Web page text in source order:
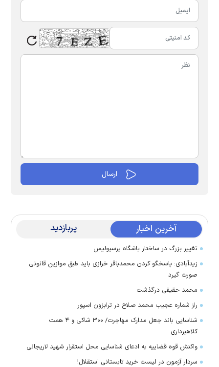
آخرین اخبار پربازدید
تغییر بزرگ در ساختار باشگاه پرسپولیس
زیدآبادی: پاسخگو کردن محمدباقر خرازی باید طبق موازین قانونی
صورت گیرد
محمد حقیقی درگذشت
راز شماره عجیب محمد صلاح در ترابزون اسپور
شناسایی باند جعل مدارک مهاجرت/ ۳۰۰ شاکی و ۴ همت
کلاهبرداری
واکنش قوه قضاییه به ادعای شناسایی محل استقرار شهید لاریجانی
سردار آزمون در لیست خرید تابستانی استقلال!